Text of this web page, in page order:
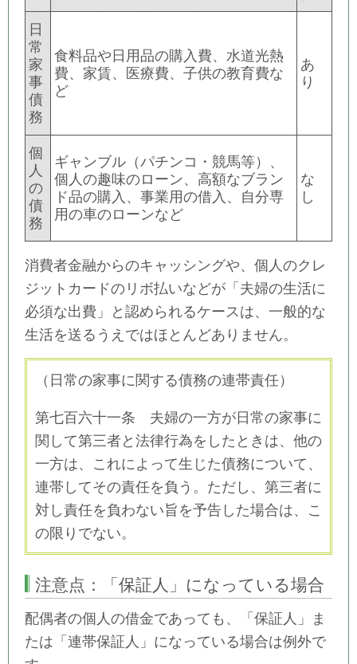
日
常
家
事
債
務
食料品や日用品の購入費、水道光熱
費、家賃、医療費、子供の教育費な
ど
あ
り
個
人
の
債
務
ギャンブル（パチンコ・競馬等）、
個人の趣味のローン、高額なブラン
ド品の購入、事業用の借入、自分専
用の車のローンなど
な
し
消費者金融からのキャッシングや、個人のクレ
ジットカードのリボ払いなどが「夫婦の生活に
必須な出費」と認められるケースは、一般的な
生活を送るうえではほとんどありません。
（日常の家事に関する債務の連帯責任）
第七百六十一条 夫婦の一方が日常の家事に
関して第三者と法律行為をしたときは、他の
一方は、これによって生じた債務について、
連帯してその責任を負う。ただし、第三者に
対し責任を負わない旨を予告した場合は、こ
の限りでない。
注意点：「保証人」になっている場合
配偶者の個人の借金であっても、「保証人」ま
たは「連帯保証人」になっている場合は例外で